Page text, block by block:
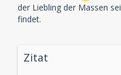
der Liebling der Massen
findet.
Zitat